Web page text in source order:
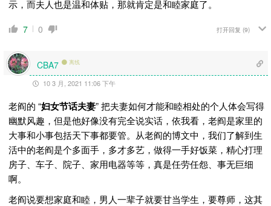
示，而夫人也是温和体贴，那就肯定是和睦家庭了。
7 0 打开回复 (9)
CBA7 离线
10 3 月, 2021 11:06 下午
老阎的 “妇女节话夫妻” 把夫妻如何才能和睦相处的个人体会写得
幽默风趣，但是他好像没有完全说实话，依我看，老阎是家里的
大事和小事包括天下事都要管。从老阎的博文中，我们了解到生
活中的老阎是个多面手，多才多艺，做得一手好饭菜，精心打理
房子、车子、院子、家用电器等等，真是任劳任怨、事无巨细
啊。
老阎说要想家庭和睦，男人一辈子就要甘当学生，要尊师，这其